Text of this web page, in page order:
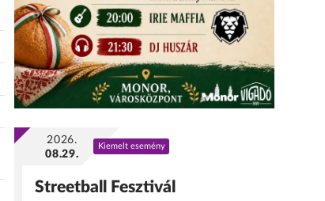
2026.
08.29.
Kiemelt esemény
Streetball Fesztivál